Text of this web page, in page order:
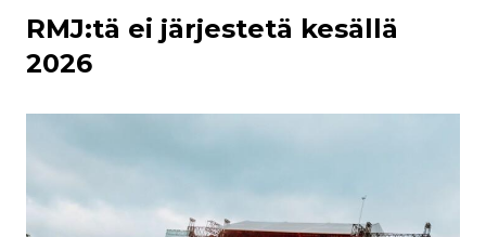
RMJ:tä ei järjestetä kesällä
2026